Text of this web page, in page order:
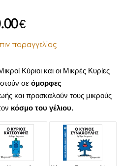
€
παραγγελίας
Κύριοι και οι Μικρές Κυρίες
σε όμορφες
και προσκαλούν τους μικρούς
κόσμο του γέλιου.